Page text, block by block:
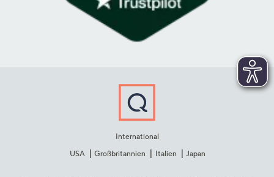
International
USA
Großbritannien Italien Japan